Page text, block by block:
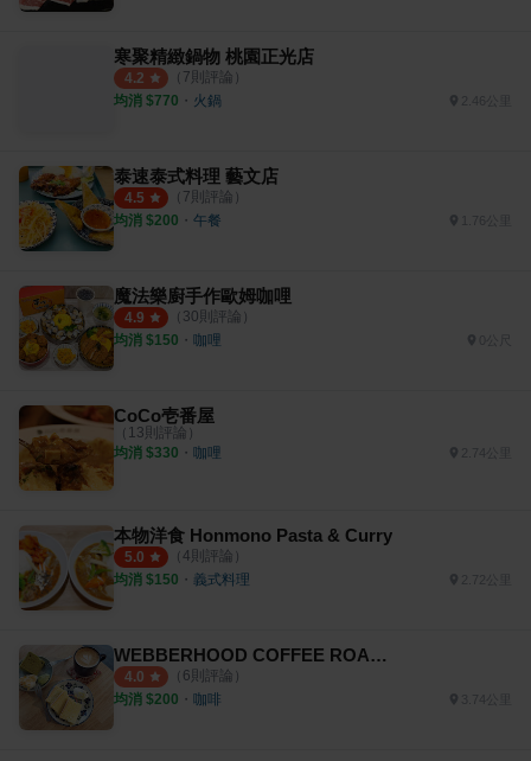
寒聚精緻鍋物 桃園正光店
4.2 （ 7則評論）
均消 $770 ・ 火鍋 2.46公里
泰速泰式料理 藝文店
4.5 （ 7則評論）
均消 $200 ・ 午餐
魔法樂廚手作歐姆咖哩
4.9 （ 30則評論）
均消 $150 ・ 咖哩
CoCo壱番屋
（ 13則評論）
均消 $330 ・ 咖哩 2.74公里
本物洋食 Honmono Pasta & Curry
5.0 （ 4則評論）
均消 $150 ・ 義式料理
WEBBERHOOD COFFEE ROASTERS
4.0 （ 6則評論）
均消 $200 ・ 咖啡 3.74公里